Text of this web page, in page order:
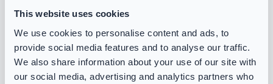
This website uses cookies
We use cookies to personalise content and ads, to
provide social media features and to analyse our traffic.
We also share information about your use of our site with
our social media, advertising and analytics partners who
beeinträchtigen.